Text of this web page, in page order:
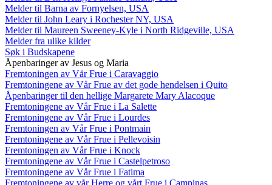
Melder til Barna av Fornyelsen, USA
Melder til John Leary i Rochester NY, USA
Melder til Maureen Sweeney-Kyle i North Ridgeville, USA
Melder fra ulike kilder
Søk i Budskapene
Åpenbaringer av Jesus og Maria
Fremtoningen av Vår Frue i Caravaggio
Fremtoningene av Vår Frue av det gode hendelsen i Quito
Åpenbaringer til den hellige Margarete Mary Alacoque
Fremtoningene av Vår Frue i La Salette
Fremtoningene av Vår Frue i Lourdes
Fremtoningen av Vår Frue i Pontmain
Fremtoningene av Vår Frue i Pellevoisin
Fremtoningen av Vår Frue i Knock
Fremtoningene av Vår Frue i Castelpetroso
Fremtoningene av Vår Frue i Fatima
Fremtoningene av vår Herre og vårt Frue i Campinas